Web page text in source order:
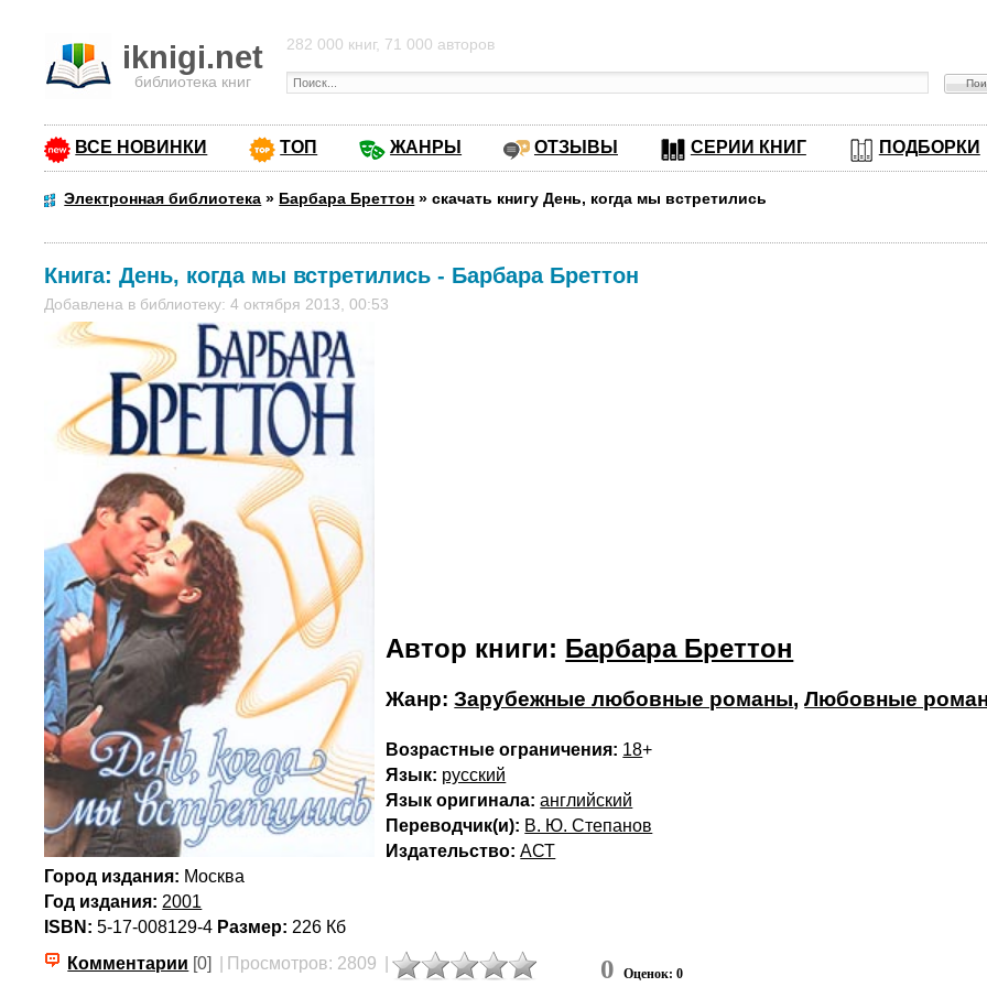
iknigi.net
библиотека книг
282 000 книг, 71 000 авторов
ВСЕ НОВИНКИ ТОП ЖАНРЫ ОТЗЫВЫ СЕРИИ КНИГ ПОДБОРКИ
Электронная библиотека » Барбара Бреттон »скачать книгу День, когда мы встретились
Книга:День, когда мы встретились - Барбара Бреттон
Добавлена в библиотеку: 4 октября 2013, 00:53
Автор книги: Барбара Бреттон
Жанр:Зарубежные любовные романы,Любовные
Возрастные ограничения: 18+
Язык: русский
Язык оригинала: английский
Переводчик(и): В. Ю. Степанов
Издательство: АСТ
Город издания: Москва
Год издания: 2001
ISBN: 5-17-008129-4 Размер: 226 Кб
Комментарии [0] Просмотров: 2809 0 Оценок: 0